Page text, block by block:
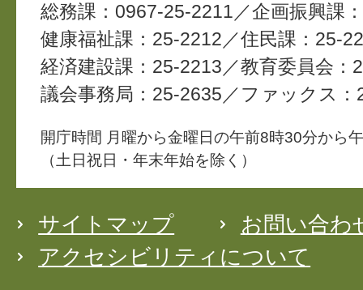
総務課：0967-25-2211
企画振興課
健康福祉課：25-2212
住民課：25-
経済建設課：25-2213
教育委員会：
議会事務局：25-2635
ファックス：
開庁時間 月曜から金曜日の午前8時30分から
（土日祝日・年末年始を除く）
サイトマップ
お問い合わ
アクセシビリティについて